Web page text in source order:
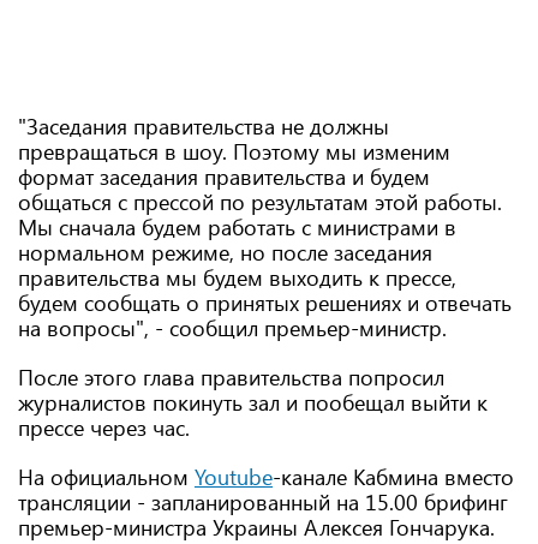
"Заседания правительства не должны
превращаться в шоу. Поэтому мы изменим
формат заседания правительства и будем
общаться с прессой по результатам этой работы.
Мы сначала будем работать с министрами в
нормальном режиме, но после заседания
правительства мы будем выходить к прессе,
будем сообщать о принятых решениях и отвечать
на вопросы", - сообщил премьер-министр.
После этого глава правительства попросил
журналистов покинуть зал и пообещал выйти к
прессе через час.
На официальном Youtube-канале Кабмина вместо
трансляции - запланированный на 15.00 брифинг
премьер-министра Украины Алексея Гончарука.